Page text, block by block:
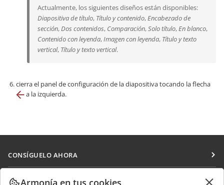
Actualmente, los siguientes diseños están disponibles:
Diapositiva de título, Título y contenido, Encabezado de
sección, Dos contenidos, Comparación,Solo título, En blanco,
Contenido con leyenda, Imagen con leyenda, Título y texto
vertical, Título y texto vertical.
cierra el panel de configuración de la diapositiva tocando la flecha
a la izquierda.
CONSÍGUELO AHORA
Docs
COLABORAR
Armonía en tus cookies